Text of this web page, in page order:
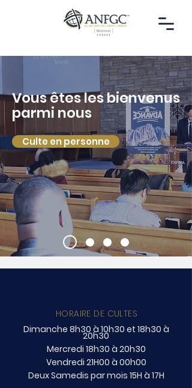
Vous êtes les bienvenus
parmi nous
Culte en personne
HORAIRE DE CULTES
Dimanche 8h30 à 10h30 et 18h30 à
20h30
Mercredi 18h30 à 20h30
Vendredi 21H00 à 00h00
Deux Samedis par mois 15H à 17H